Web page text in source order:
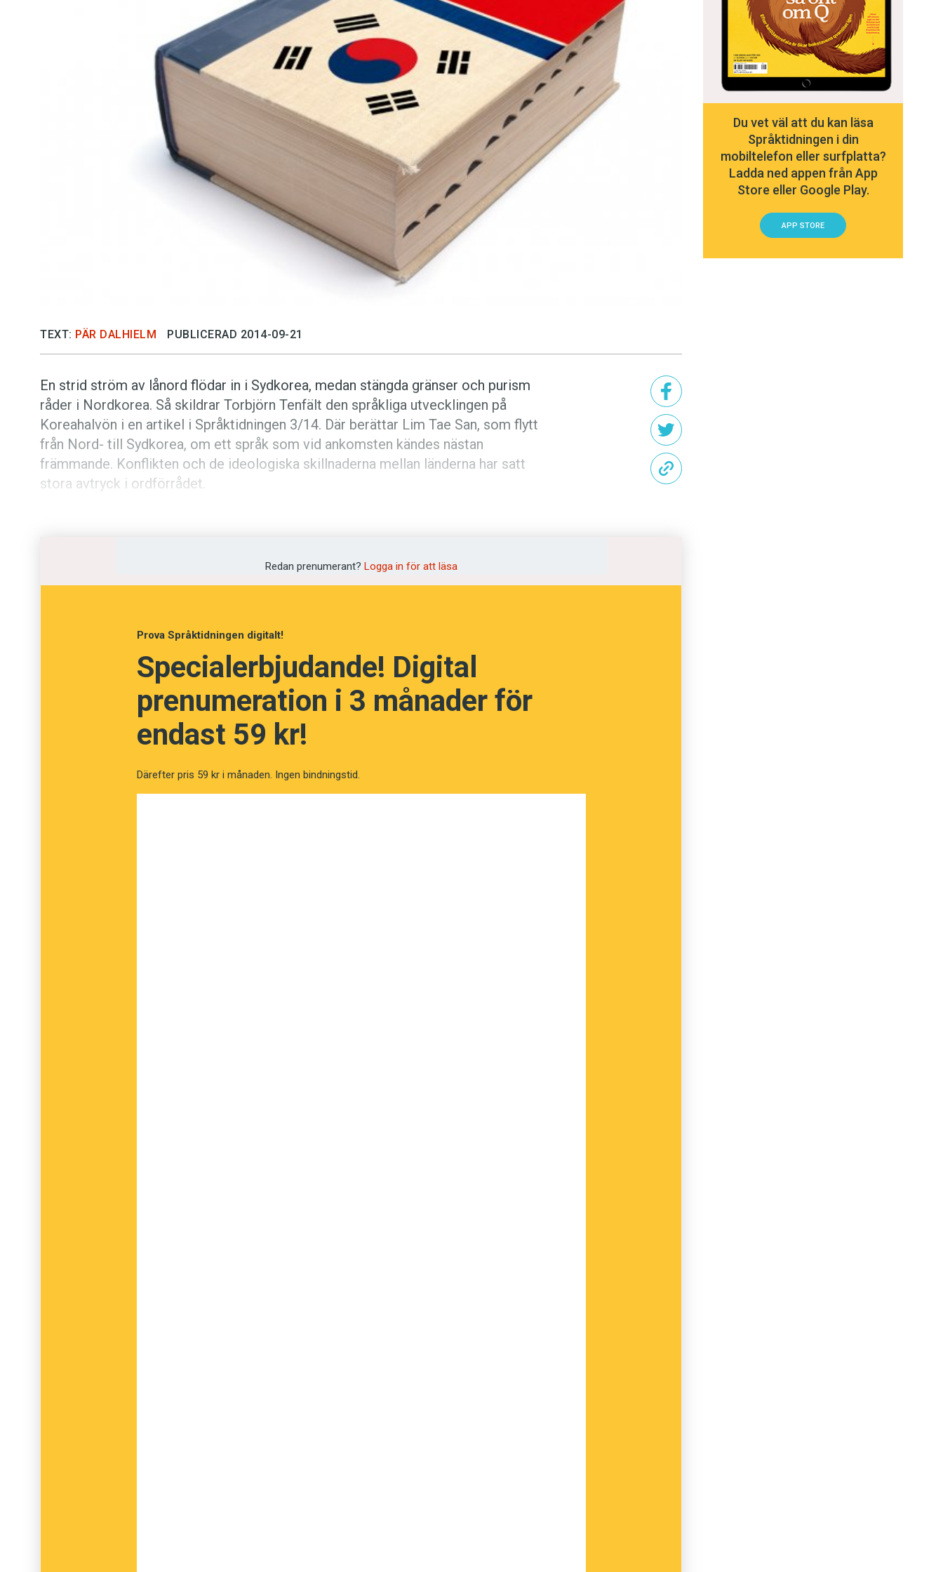
Kviss
Podden
Anmäl till språkpolisen
Föreslå nyord
Annonsera
Prenumerera
Läs Språktidningen digitalt
TEXT: PÄR DALHIELM PUBLICERAD 2014-09-21
En strid ström av lånord flödar in i Sydkorea, medan stängda gränser och purism
råder i Nordkorea. Så skildrar Torbjörn Tenfält den språkliga utvecklingen på
Koreahalvön i en artikel i Språktidningen 3/14. Där berättar Lim Tae San, som flytt
från Nord- till Sydkorea, om ett språk som vid ankomsten kändes nästan
främmande. Konflikten och de ideologiska skillnaderna mellan länderna har satt
stora avtryck i ordförrådet.
överbrygga splittringen mellan länderna. Ett första möte mellan lexikografer från
båda länderna hölls nyligen i Kina. När lexikonet blir klart är alltjämt osäkert.
Redan prenumerant? Logga in för att läsa
Prova Språktidningen digitalt!
Specialerbjudande! Digital
prenumeration i 3 månader för
endast 59 kr!
Därefter pris 59 kr i månaden. Ingen bindningstid.
Du vet väl att du kan läsa
Språktidningen i din
mobiltelefon eller surfplatta?
Ladda ned appen från App
Store eller Google Play.
APP STORE